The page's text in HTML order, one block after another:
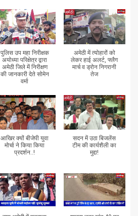
पुलिस उप महा निरीक्षक
अयोध्या परिक्षेत्र द्वारा
अमेठी जिले में निरीक्षण
की जानकारी देते सोमेन
वर्मा
अमेठी में त्योहारों को
लेकर हाई अलर्ट, फ्लैग
मार्च व ड्रोन निगरानी
तेज
आखिर क्यों बीजेपी युवा
मोर्चा ने किया किया
प्रदर्शन..!
सदन में उठा बिजलेंस
टीम की कार्यशैली का
मुद्दा!